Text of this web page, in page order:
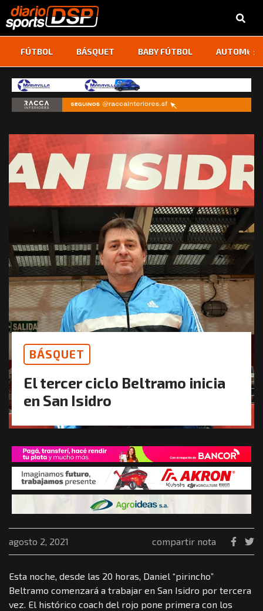
FÚTBOL BÁSQUET BABY FÚTBOL ‹ ›
BÁSQUET
El tercer ciclo Beltramo inicia
en San Isidro
agosto 2, 2021 compartir nota
Esta noche, desde las 20 horas, Daniel “pirincho”
Beltramo comenzará a trabajar en San Isidro por tercera
vez. El histórico coach del rojo pone primera con los